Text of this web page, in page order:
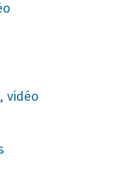
vidéo